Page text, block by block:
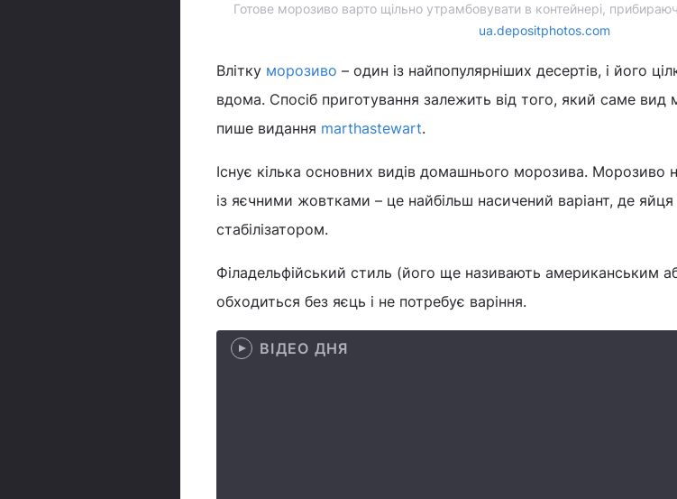
Готове морозиво варто щільно утрамбовувати в контейнері,
ua.depositphotos.com
Влітку морозиво – один із найпопулярніших десертів, і його
вдома. Спосіб приготування залежить від того, який саме
пише видання marthastewart.
Існує кілька основних видів домашнього морозива. Морозиво
із яєчними жовтками – це найбільш насичений варіант, де
стабілізатором.
Філадельфійський стиль (його ще називають американським
обходиться без яєць і не потребує варіння.
ВІДЕО ДНЯ